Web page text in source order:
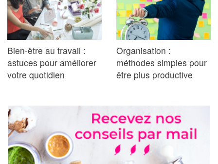
Bien-être au travail :
astuces pour améliorer
votre quotidien
Organisation :
méthodes simples pour
être plus productive